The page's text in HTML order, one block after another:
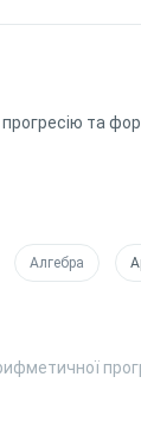
та
Алгебра